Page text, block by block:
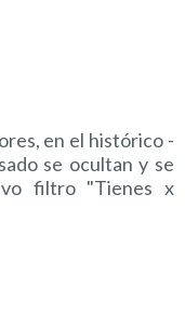
en el histórico -
se ocultan y se
filtro "Tienes x